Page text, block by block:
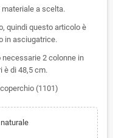
materiale a scelta.
quindi questo articolo è
in asciugatrice.
2 colonne in
è di 48,5 cm.
(1101)